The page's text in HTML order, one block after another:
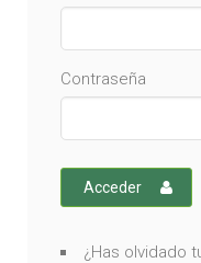
Contraseña
Acceder
¿Has olvidado